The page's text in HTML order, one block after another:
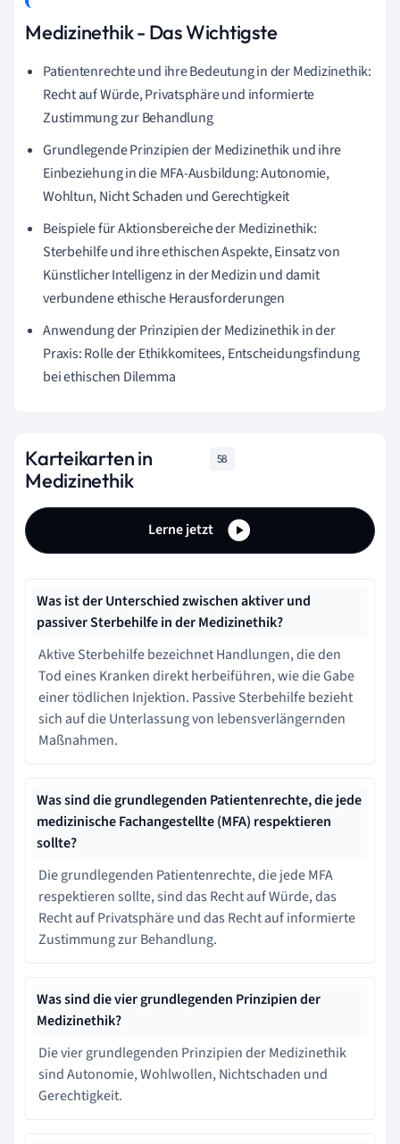
Medizinethik - Das Wichtigste
Patientenrechte und ihre Bedeutung in der Medizinethik:
Recht auf Würde, Privatsphäre und informierte
Zustimmung zur Behandlung
Grundlegende Prinzipien der Medizinethik und ihre
Einbeziehung in die MFA-Ausbildung: Autonomie,
Wohltun, Nicht Schaden und Gerechtigkeit
Beispiele für Aktionsbereiche der Medizinethik:
Sterbehilfe und ihre ethischen Aspekte, Einsatz von
Künstlicher Intelligenz in der Medizin und damit
verbundene ethische Herausforderungen
Anwendung der Prinzipien der Medizinethik in der
Praxis: Rolle der Ethikkomitees, Entscheidungsfindung
bei ethischen Dilemma
Karteikarten in
Medizinethik
58
Lerne jetzt
Was ist der Unterschied zwischen aktiver und
passiver Sterbehilfe in der Medizinethik?
Aktive Sterbehilfe bezeichnet Handlungen, die den
Tod eines Kranken direkt herbeiführen, wie die Gabe
einer tödlichen Injektion. Passive Sterbehilfe bezieht
sich auf die Unterlassung von lebensverlängernden
Maßnahmen.
Was sind die grundlegenden Patientenrechte, die jede
medizinische Fachangestellte (MFA) respektieren
sollte?
Die grundlegenden Patientenrechte, die jede MFA
respektieren sollte, sind das Recht auf Würde, das
Recht auf Privatsphäre und das Recht auf informierte
Zustimmung zur Behandlung.
Was sind die vier grundlegenden Prinzipien der
Medizinethik?
Die vier grundlegenden Prinzipien der Medizinethik
sind Autonomie, Wohlwollen, Nichtschaden und
Gerechtigkeit.